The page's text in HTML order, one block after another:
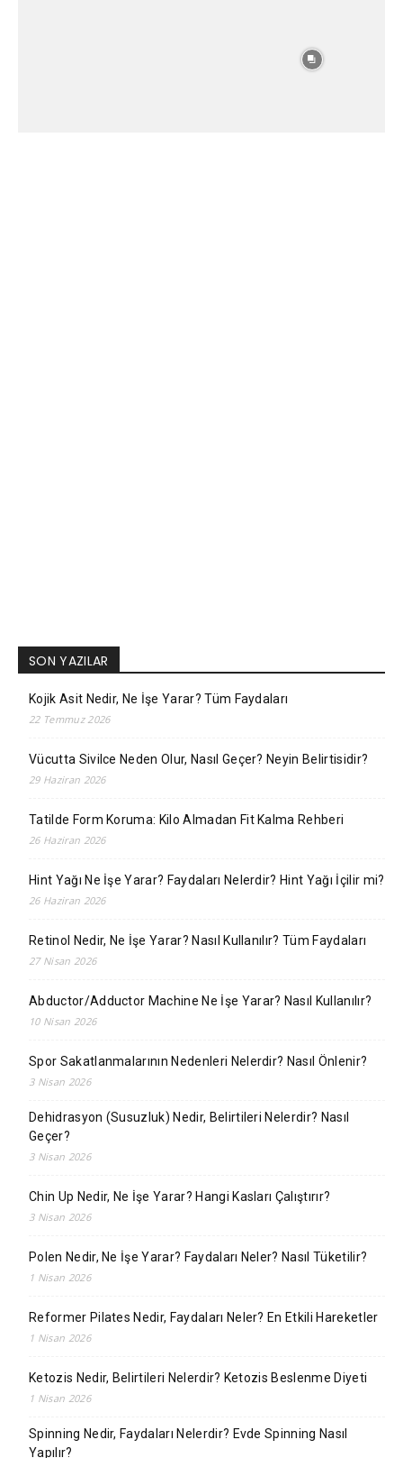
SON YAZILAR
Kojik Asit Nedir, Ne İşe Yarar? Tüm Faydaları
22 Temmuz 2026
Vücutta Sivilce Neden Olur, Nasıl Geçer? Neyin Belirtisidir?
29 Haziran 2026
Tatilde Form Koruma: Kilo Almadan Fit Kalma Rehberi
26 Haziran 2026
Hint Yağı Ne İşe Yarar? Faydaları Nelerdir? Hint Yağı İçilir mi?
26 Haziran 2026
Retinol Nedir, Ne İşe Yarar? Nasıl Kullanılır? Tüm Faydaları
27 Nisan 2026
Abductor/Adductor Machine Ne İşe Yarar? Nasıl Kullanılır?
10 Nisan 2026
Spor Sakatlanmalarının Nedenleri Nelerdir? Nasıl Önlenir?
3 Nisan 2026
Dehidrasyon (Susuzluk) Nedir, Belirtileri Nelerdir? Nasıl
Geçer?
3 Nisan 2026
Chin Up Nedir, Ne İşe Yarar? Hangi Kasları Çalıştırır?
3 Nisan 2026
Polen Nedir, Ne İşe Yarar? Faydaları Neler? Nasıl Tüketilir?
1 Nisan 2026
Reformer Pilates Nedir, Faydaları Neler? En Etkili Hareketler
1 Nisan 2026
Ketozis Nedir, Belirtileri Nelerdir? Ketozis Beslenme Diyeti
1 Nisan 2026
Spinning Nedir, Faydaları Nelerdir? Evde Spinning Nasıl
Yapılır?